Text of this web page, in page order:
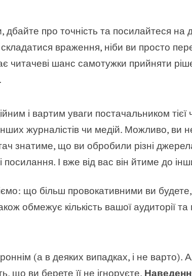
дбайте про точність та посилайтеся на
враження, ніби ви просто
читачеві шанс самотужки прийняти
і вартим уваги постачальником тієї
журналістів чи медій. Можливо, ви
знатиме, що ви обробили різні
посилання. І вже від вас він йтиме до
що більш провокативними ви
обмежує кількість вашої аудиторії
(а в деяких випадках, і не варто).
що ви берете її не ігноруєте.